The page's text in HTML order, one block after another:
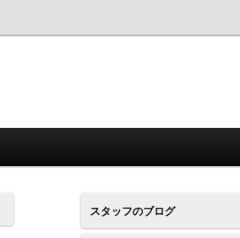
スタッフのブログ